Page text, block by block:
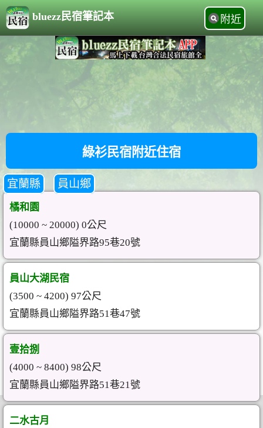
bluezz民宿筆記本 附近
綠衫民宿附近住宿
宜蘭縣 員山鄉
橘和園
(10000 ~ 20000) 0公尺
宜蘭縣員山鄉隘界路95巷20號
員山大湖民宿
(3500 ~ 4200) 97公尺
宜蘭縣員山鄉隘界路51巷47號
壹拾捌
(4000 ~ 8400) 98公尺
宜蘭縣員山鄉隘界路51巷21號
二水古月